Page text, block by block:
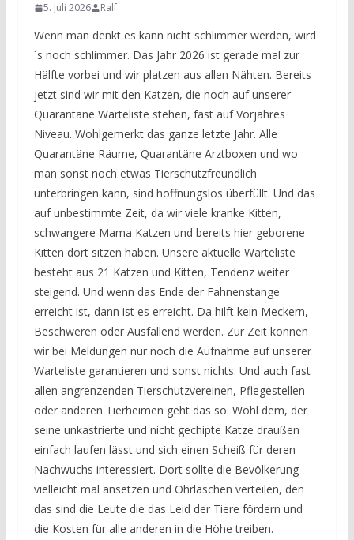
5. Juli 2026 Ralf
Wenn man denkt es kann nicht schlimmer werden, wird
´s noch schlimmer. Das Jahr 2026 ist gerade mal zur
Hälfte vorbei und wir platzen aus allen Nähten. Bereits
jetzt sind wir mit den Katzen, die noch auf unserer
Quarantäne Warteliste stehen, fast auf Vorjahres
Niveau. Wohlgemerkt das ganze letzte Jahr. Alle
Quarantäne Räume, Quarantäne Arztboxen und wo
man sonst noch etwas Tierschutzfreundlich
unterbringen kann, sind hoffnungslos überfüllt. Und das
auf unbestimmte Zeit, da wir viele kranke Kitten,
schwangere Mama Katzen und bereits hier geborene
Kitten dort sitzen haben. Unsere aktuelle Warteliste
besteht aus 21 Katzen und Kitten, Tendenz weiter
steigend. Und wenn das Ende der Fahnenstange
erreicht ist, dann ist es erreicht. Da hilft kein Meckern,
Beschweren oder Ausfallend werden. Zur Zeit können
wir bei Meldungen nur noch die Aufnahme auf unserer
Warteliste garantieren und sonst nichts. Und auch fast
allen angrenzenden Tierschutzvereinen, Pflegestellen
oder anderen Tierheimen geht das so. Wohl dem, der
seine unkastrierte und nicht gechipte Katze draußen
einfach laufen lässt und sich einen Scheiß für deren
Nachwuchs interessiert. Dort sollte die Bevölkerung
vielleicht mal ansetzen und Ohrlaschen verteilen, den
das sind die Leute die das Leid der Tiere fördern und
die Kosten für alle anderen in die Höhe treiben.